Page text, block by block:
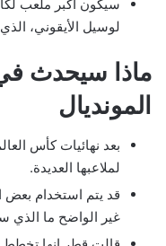
لوسيل الأيقوني، الذي يتسع لـ
ماذا سيحدث
المونديال
بعد نهائيات كأس
لملاعبها العديدة.
قد يتم استخدام بعض
غير الواضح ما